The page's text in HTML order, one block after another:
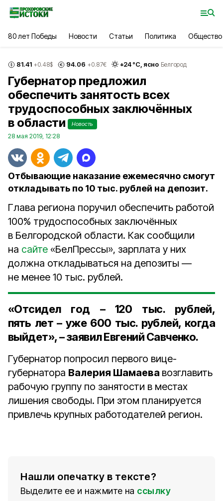
80 лет Победы Новости Статьи Политика Общество
81.41 +0.48$ 94.06 +0.87€ +24°С, ясно Белгород
Губернатор предложил
обеспечить занятость всех
трудоспособных заключённых
в области
Новость
28 мая 2019, 12:28
Отбывающие наказание ежемесячно смогут
откладывать по 10 тыс. рублей на депозит.
Глава региона поручил обеспечить работой
100% трудоспособных заключённых
в Белгородской области. Как сообщили
на сайте «БелПрессы», зарплата у них
должна откладываться на депозиты —
не менее 10 тыс. рублей.
«Отсидел год –120 тыс. рублей,
пять лет – уже 600 тыс. рублей, когда
выйдет», – заявил Евгений Савченко.
Губернатор попросил первого вице-
губернатора Валерия Шамаева возглавить
рабочую группу по занятости в местах
лишения свободы. При этом планируется
привлечь крупных работодателей регион.
Нашли опечатку в тексте?
Выделите ее и нажмите на ссылку